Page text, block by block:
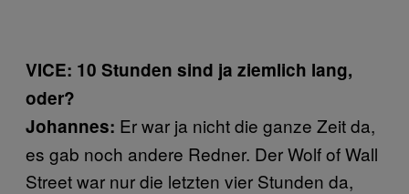
VICE: 10 Stunden sind ja ziemlich lang,
oder?
Johannes: Er war ja nicht die ganze Zeit da,
es gab noch andere Redner. Der Wolf of Wall
Street war nur die letzten vier Stunden da,